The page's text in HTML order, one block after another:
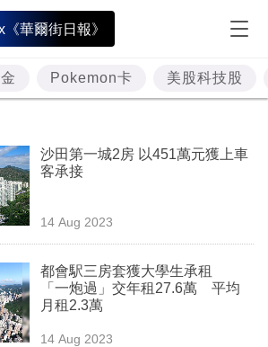
《華爾街日報》
Pokemon卡 美股科技股
沙田第一城2房 以451萬元獲上車
客承接
14 Aug 2023
都會駅三房套獲大學生承租
「一炮過」交年租27.6萬 平均
月租2.3萬
14 Aug 2023